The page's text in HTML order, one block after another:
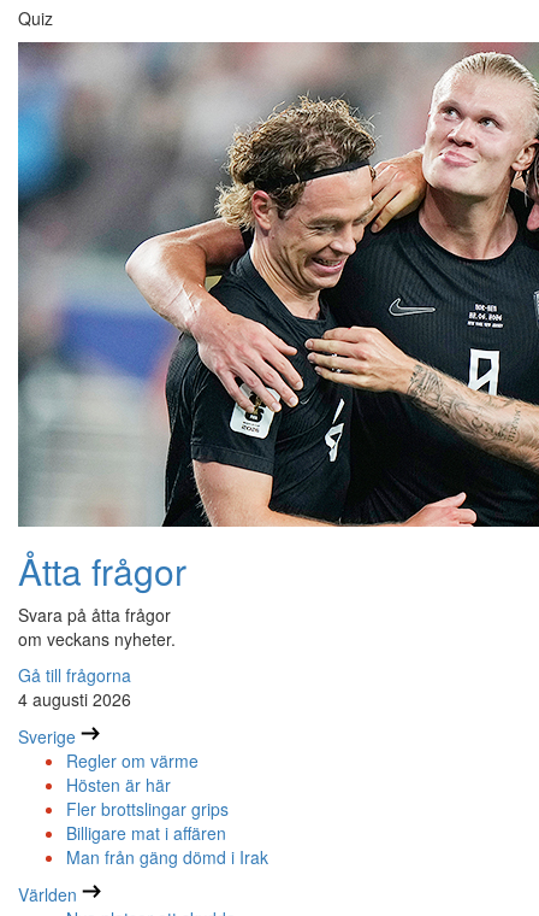
Quiz
Åtta frågor
Svara på åtta frågor
om veckans nyheter.
Gå till frågorna
4 augusti 2026
Sverige
Regler om värme
Hösten är här
Fler brottslingar grips
Billigare mat i affären
Man från gäng dömd i Irak
Världen